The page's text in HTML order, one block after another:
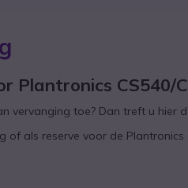
Plantronics CS540/
vervanging toe? Dan treft u hier
of als reserve voor de